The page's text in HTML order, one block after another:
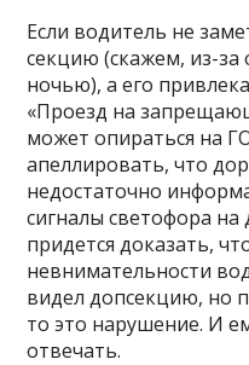
Если водитель не
секцию (скажем, из-
ночью), а его
«Проезд на
может опираться на
апеллировать, что
недостаточно
сигналы светофора
придется доказать,
невнимательности
видел допсекцию, но
то это нарушение. И
отвечать.